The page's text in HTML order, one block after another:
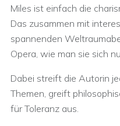
Miles ist einfach die
Das zusammen mit
spannenden
Opera, wie man sie sich
Dabei streift die Autorin
Themen, greift
für Toleranz aus.